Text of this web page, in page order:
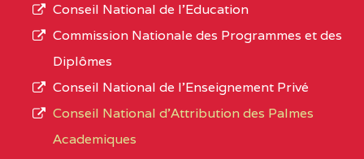
CENTRE
COLLEGE PANAFRICAIN
DE L'EXCELLENCE BP
CENTRE
COLLEGE PRIVE
L’offre
d’éducation
de
Conseil National de l’Education
Commission Nationale des Programmes et des
Diplômes
Conseil National de l’Enseignement Privé
Conseil National d'Attribution des Palmes
Academiques